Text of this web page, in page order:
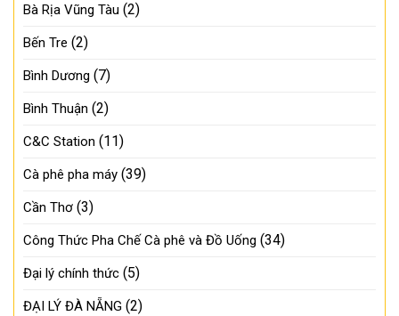
Bà Rịa Vũng Tàu (2)
Bến Tre (2)
Bình Dương (7)
Bình Thuận (2)
C&C Station (11)
Cà phê pha máy (39)
Cần Thơ (3)
Công Thức Pha Chế Cà phê và Đồ Uống (34)
Đại lý chính thức (5)
ĐẠI LÝ ĐÀ NẴNG (2)